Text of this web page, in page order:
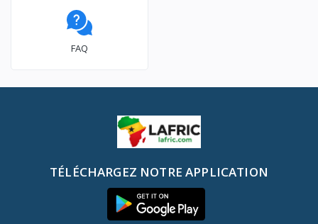
FAQ
TÉLÉCHARGEZ NOTRE APPLICATION